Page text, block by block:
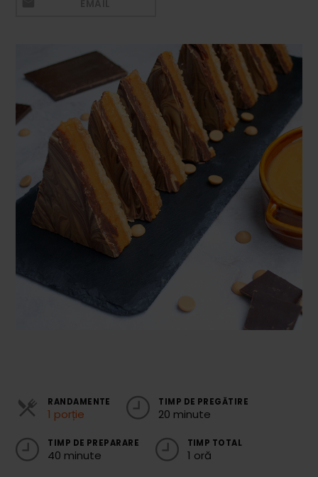
Ceva Dulce
Biscuiți, Bomboane și
Fursecuri
Brioșe și Checuri
Budinci, Jeleuri și Sufleuri
Cheesecake
Deserturi Sănătoase
Plăcinte, Tarte și Rulade
Prăjituri
Sirop / Compot
Garnituri
RANDAMENTE
1 porție
TIMP DE PREGĂTIRE
20 minute
TIMP DE PREPARARE
40 minute
TIMP TOTAL
1 oră